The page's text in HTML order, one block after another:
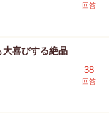
回答
大喜びする絶品
38
回答